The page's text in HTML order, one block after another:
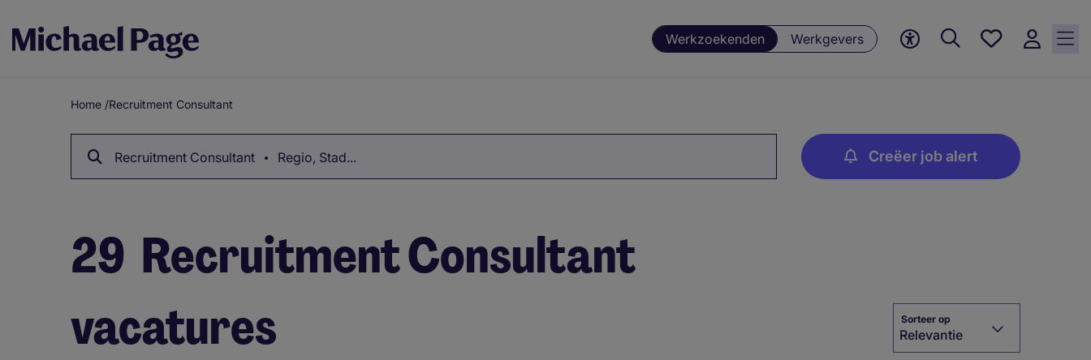
Werkzoekenden Werkgevers
Favorieten,
Breadcrumb
Home /Recruitment Consultant
Recruitment Consultant Regio, Stad... Creëer job alert
29 Recruitment Consultant
vacatures
Sorteer op
Relevantie